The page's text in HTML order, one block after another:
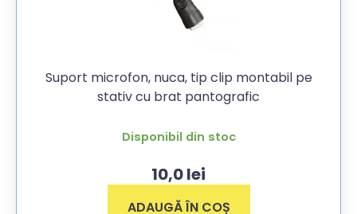
Suport microfon, nuca, tip clip montabil pe
stativ cu brat pantografic
Disponibil din stoc
10,0lei
ADAUGĂ ÎN COȘ